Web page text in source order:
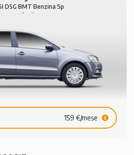
DSG BMT Benzina 5p
Comfortline
159 €/mese